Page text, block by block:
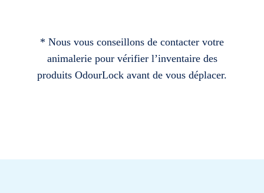
* Nous vous conseillons de contacter votre
animalerie pour vérifier l’inventaire des
produits OdourLock avant de vous déplacer.